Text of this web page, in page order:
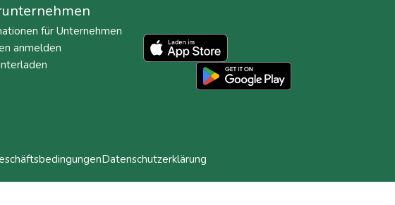
für Unternehmen
anmelden
Datenschutzerklärung